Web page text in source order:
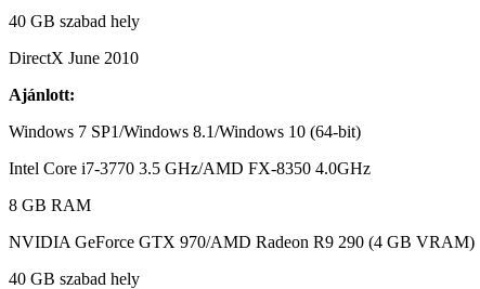
40 GB szabad hely
DirectX June 2010
Ajánlott:
Windows 7 SP1/Windows 8.1/Windows 10 (64-bit)
Intel Core i7-3770 3.5 GHz/AMD FX-8350 4.0GHz
8 GB RAM
NVIDIA GeForce GTX 970/AMD Radeon R9 290 (4 GB VRAM)
40 GB szabad hely